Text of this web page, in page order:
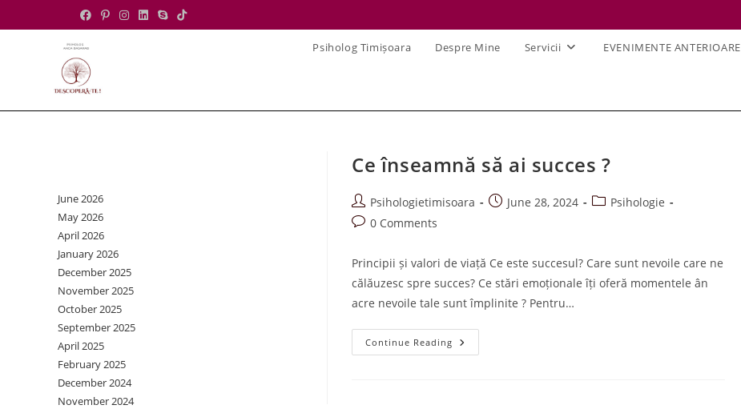
to
Psiholog Timișoara Despre Mine Servicii EVENIMENTE ANTERIOARE
Ce înseamnă să ai succes ?
Post
author:
Psihologietimisoara
PostJune 28, 2024
PostPsihologie
Post0 Comments
Principii și valori de viață Ce este succesul? Care sunt nevoile care ne
călăuzesc spre succes? Ce stări emoționale îți oferă momentele ân
acre nevoile tale sunt împlinite ? Pentru…
Continue Reading Ce
Înseamnă
June 2026
May 2026
April 2026
January 2026
December 2025
November 2025
October 2025
September 2025
April 2025
February 2025
December 2024
November 2024